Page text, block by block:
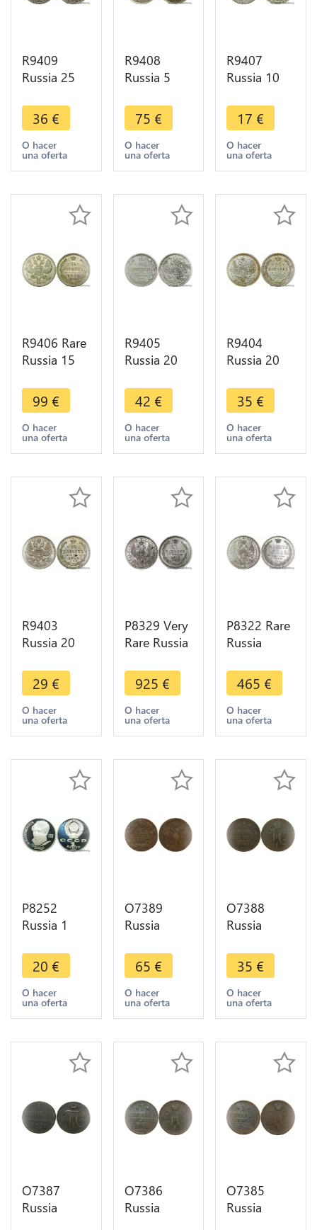
R9409
Russia 25
Nicholas I
1838 HR St
Petersburg
Silver ->
36 €
O hacer
una oferta
R9408
Russia 5
Nicholas II
1912 EB St
Petersburg
Silver AU
offer
75 €
O hacer
una oferta
R9407
Russia 10
Nicholas II
1914 BC St
Petersburg
Silver ->
17 €
O hacer
una oferta
R9406 Rare
Russia 15
Nicholas II
1914 BC St
Petersburg
Silver UNC -
99 €
O hacer
una oferta
R9405
Russia 20
Nicholas II
1906 EB St
Petersburg
Silver ->
42 €
O hacer
una oferta
R9404
Russia 20
Nicholas II
1908 EB St
Petersburg
Silver ->
35 €
O hacer
una oferta
R9403
Russia 20
Nicholas II
1914 BC St
Petersburg
Silver AU ->
29 €
O hacer
una oferta
P8329 Very
Rare Russia
Nicholas I
1857 ФБ St.
Petersburg
Silver AU
925 €
O hacer
una oferta
P8322 Rare
Russia
Nikolai I
1853 St
Petersburg
HI Silver AU
465 €
O hacer
una oferta
P8252
Russia 1
Mussorgsky
1989 Silver
PROOF ->
M Offer
20 €
O hacer
una oferta
O7389
Russia
Catherine II
1748
Ekaterinbourg
->M offer
65 €
O hacer
una oferta
O7388
Russia
Nicolas I
1843 EM
Ekaterinburg
->M offer
35 €
O hacer
una oferta
O7387
Russia
O7386
Russia
O7385
Russia